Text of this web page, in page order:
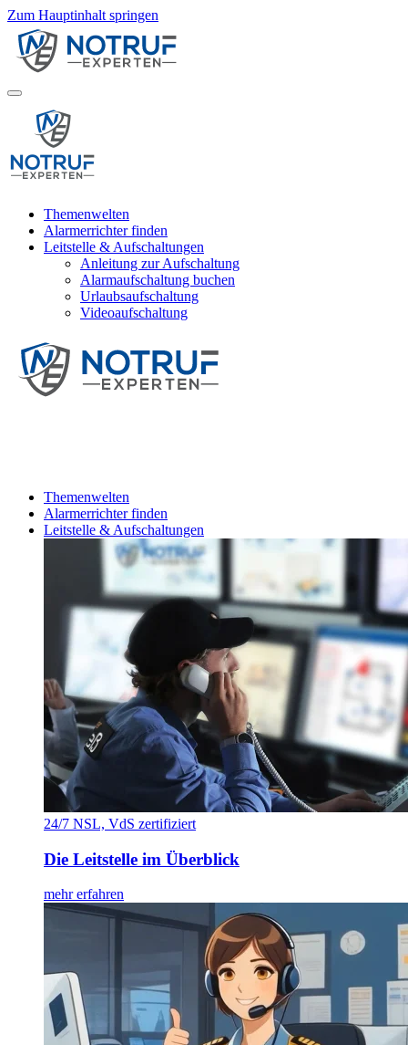
Zum Hauptinhalt springen
Themenwelten
Alarmerrichter finden
Leitstelle & Aufschaltungen
Anleitung zur Aufschaltung
Alarmaufschaltung buchen
Urlaubsaufschaltung
Videoaufschaltung
Themenwelten
Alarmerrichter finden
Leitstelle & Aufschaltungen
24/7 NSL, VdS zertifiziert
Die Leitstelle im Überblick
mehr erfahren